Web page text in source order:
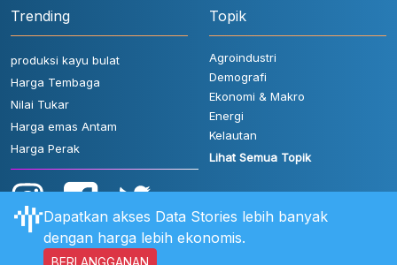
Trending
produksi kayu bulat
Harga Tembaga
Nilai Tukar
Harga emas Antam
Harga Perak
Topik
Agroindustri
Demografi
Ekonomi & Makro
Energi
Kelautan
Lihat Semua Topik
Dapatkan akses Data Stories lebih banyak
dengan harga lebih ekonomis.
BERLANGGANAN